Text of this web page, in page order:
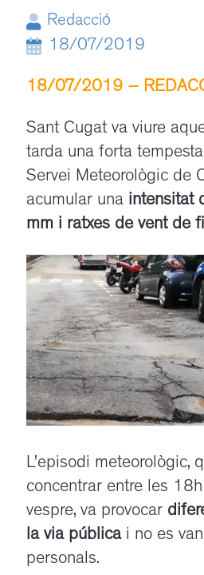
Redacció
18/07/2019
18/07/2019 –
Sant Cugat va viure
tarda una forta
Servei Meteorològic de
acumular una intensitat
mm i ratxes de vent de
L’episodi meteorològic,
concentrar entre les
vespre, va provocar
la via públicai no es
personals.